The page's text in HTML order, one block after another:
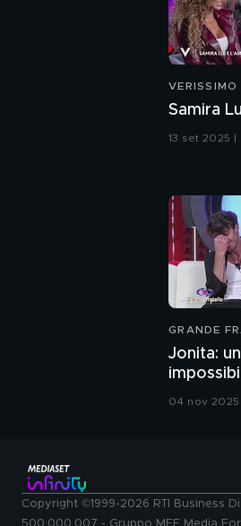
VERISSIMO
Samira
13 set 2025 |
GRANDE
Jonita:
04 nov 2025
Copyright ©1999-2026 RTI Business